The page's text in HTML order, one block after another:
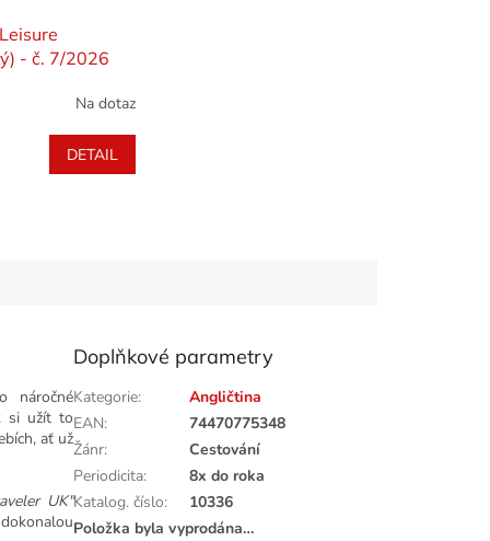
- č. 7/2026
Na dotaz
DETAIL
náročné
si užít to
ať už
UK"
Doplňkové parametry
Kategorie:
Angličtina
EAN:
74470775348
Žánr:
Cestování
Periodicita:
8x do roka
Katalog. číslo:
10336
Položka byla vyprodána…